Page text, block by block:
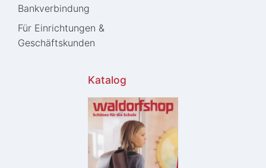
Bankverbindung
Für Einrichtungen &
Geschäftskunden
Katalog